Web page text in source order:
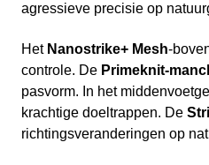
agressieve precisie op
Het Nanostrike+ Mesh-
controle. De Primeknit-
pasvorm. In het
krachtige doeltrappen. De
richtingsveranderingen op